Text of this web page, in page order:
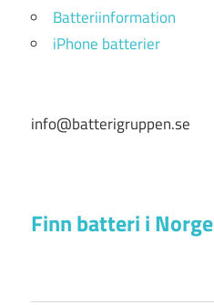
Batteriinformation
iPhone batterier
info@batterigruppen.se
Finn batteri i Norge